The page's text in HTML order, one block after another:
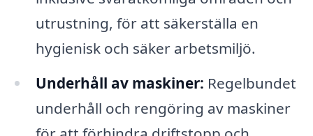
utrustning, för att säkerställa en
hygienisk och säker arbetsmiljö.
Underhåll av maskiner: Regelbundet
underhåll och rengöring av maskiner